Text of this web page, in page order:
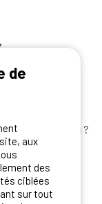
offres camping ?
aujourd'hui
de
aux
des
ciblées
sur tout